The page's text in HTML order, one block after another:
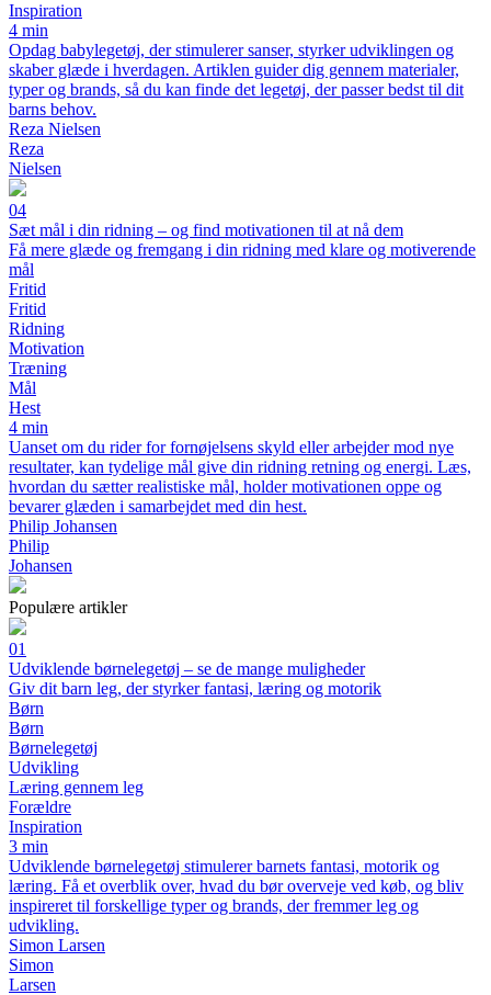
Inspiration
4 min
Opdag babylegetøj, der stimulerer sanser, styrker udviklingen og
skaber glæde i hverdagen. Artiklen guider dig gennem materialer,
typer og brands, så du kan finde det legetøj, der passer bedst til dit
barns behov.
Reza Nielsen
Reza
Nielsen
04
Sæt mål i din ridning – og find motivationen til at nå dem
Få mere glæde og fremgang i din ridning med klare og motiverende
mål
Fritid
Fritid
Ridning
Motivation
Træning
Mål
Hest
4 min
Uanset om du rider for fornøjelsens skyld eller arbejder mod nye
resultater, kan tydelige mål give din ridning retning og energi. Læs,
hvordan du sætter realistiske mål, holder motivationen oppe og
bevarer glæden i samarbejdet med din hest.
Philip Johansen
Philip
Johansen
Populære artikler
01
Udviklende børnelegetøj – se de mange muligheder
Giv dit barn leg, der styrker fantasi, læring og motorik
Børn
Børn
Børnelegetøj
Udvikling
Læring gennem leg
Forældre
Inspiration
3 min
Udviklende børnelegetøj stimulerer barnets fantasi, motorik og
læring. Få et overblik over, hvad du bør overveje ved køb, og bliv
inspireret til forskellige typer og brands, der fremmer leg og
udvikling.
Simon Larsen
Simon
Larsen